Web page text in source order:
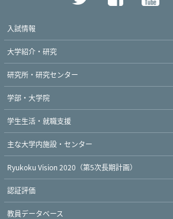
入試情報
大学紹介・研究
研究所・研究センター
学部・大学院
学生生活・就職支援
主な大学内施設・センター
Ryukoku Vision 2020（第5次長期計画）
認証評価
教員データベース